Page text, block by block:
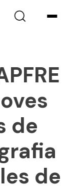
de
de